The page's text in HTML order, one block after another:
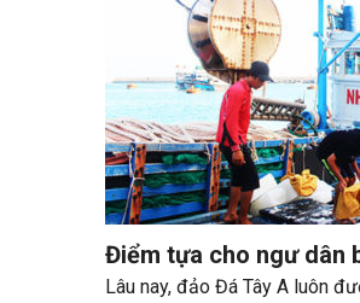
Điểm tựa cho ngư dân
Lâu nay, đảo Đá Tây A luôn